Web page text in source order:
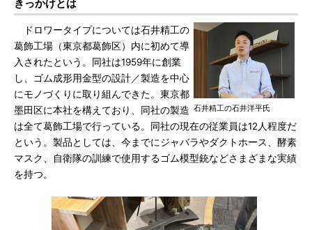
きっかけとは
石井精工の石井洋平氏
ドロワータイプについては石井精工の
葛飾工場（東京都葛飾区）内に初めて導
入されたという。同社は1959年に創業
し、ゴム成形用金型の設計／製造を中心
にモノづくりに取り組んできた。東京都
墨田区に本社を構えており、同社の製造
は全て葛飾工場で行っている。同社の現在の従業員は12人程度だ
という。製品としては、今までにジャバラやダクトホース、酵素
マスク、自衛隊の訓練で使用するゴム模型銃などさまざまな実績
を持つ。